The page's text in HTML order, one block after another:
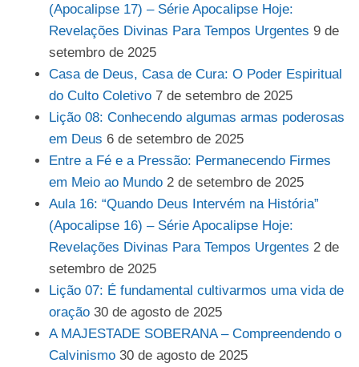
(Apocalipse 17) – Série Apocalipse Hoje:
Revelações Divinas Para Tempos Urgentes 9 de
setembro de 2025
Casa de Deus, Casa de Cura: O Poder Espiritual
do Culto Coletivo 7 de setembro de 2025
Lição 08: Conhecendo algumas armas poderosas
em Deus 6 de setembro de 2025
Entre a Fé e a Pressão: Permanecendo Firmes
em Meio ao Mundo 2 de setembro de 2025
Aula 16: “Quando Deus Intervém na História”
(Apocalipse 16) – Série Apocalipse Hoje:
Revelações Divinas Para Tempos Urgentes 2 de
setembro de 2025
Lição 07: É fundamental cultivarmos uma vida de
oração 30 de agosto de 2025
A MAJESTADE SOBERANA – Compreendendo o
Calvinismo 30 de agosto de 2025